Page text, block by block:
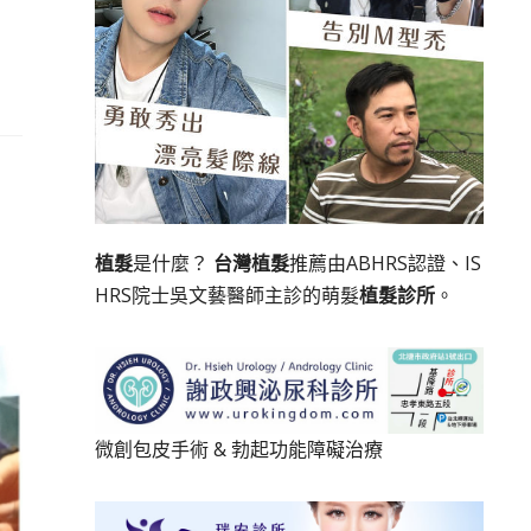
植髮是什麼？ 台灣植髮推薦由ABHRS認證、IS
HRS院士吳文藝醫師主診的萌髮植髮診所。
微創包皮手術&勃起功能障礙治療